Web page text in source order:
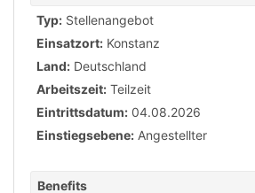
Typ: Stellenangebot
Einsatzort: Konstanz
Land: Deutschland
Arbeitszeit: Teilzeit
Eintrittsdatum: 04.08.2026
Einstiegsebene: Angestellter
Benefits